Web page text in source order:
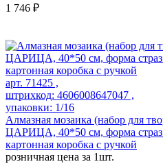
1 746 ₽
арт. 71425 ,
штрихкод: 4606008647047 ,
упаковки: 1/16
Алмазная мозаика (набор для
ЦАРИЦА, 40*50 см, форма страз:
картонная коробка с ручкой
розничная цена за 1шт.